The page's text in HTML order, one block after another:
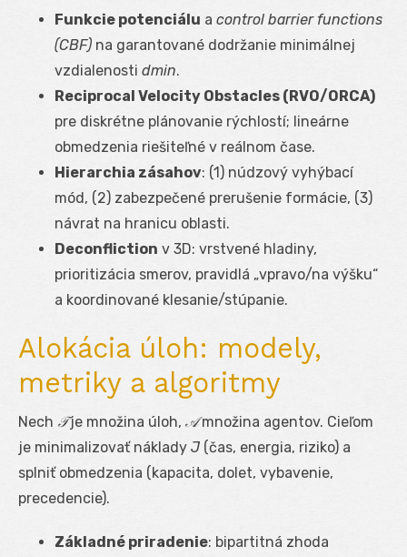
Funkcie potenciálu a control barrier functions
(CBF) na garantované dodržanie minimálnej
vzdialenosti dmin.
Reciprocal Velocity Obstacles (RVO/ORCA)
pre diskrétne plánovanie rýchlostí; lineárne
obmedzenia riešiteľné v reálnom čase.
Hierarchia zásahov: (1) núdzový vyhýbací
mód, (2) zabezpečené prerušenie formácie, (3)
návrat na hranicu oblasti.
Deconfliction v 3D: vrstvené hladiny,
prioritizácia smerov, pravidlá „vpravo/na výšku“
a koordinované klesanie/stúpanie.
Alokácia úloh: modely,
metriky a algoritmy
Nech 𝒯je množina úloh, 𝒜množina agentov. Cieľom
je minimalizovať náklady J (čas, energia, riziko) a
splniť obmedzenia (kapacita, dolet, vybavenie,
precedencie).
Základné priradenie: bipartitná zhoda